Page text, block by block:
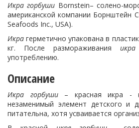
Икра горбуши Bornstein– солено-
американской компании Борнштейн
Seafoods Inc., USA).
Икра герметично упакована в
кг. После размораживания
употреблению.
Описание
Икра горбуши– красная икра -
незаменимый элемент детского и
питательна, хотя усваивается